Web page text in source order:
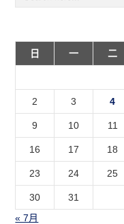
日
一 二
2 3 4
9 10 11
16 17 18
23 24 25
30
31
« 7月